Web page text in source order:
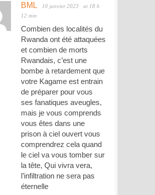
BML 10 janvier 2023
at 18 h
12 min
Combien des localités du
Rwanda ont été attaquées
et combien de morts
Rwandais, c’est une
bombe à retardement que
votre Kagame est entrain
de préparer pour vous
ses fanatiques aveugles,
mais je vous comprends
vous êtes dans une
prison à ciel ouvert vous
comprendrez cela quand
le ciel va vous tomber sur
la tête, Qui vivra vera,
l’infiltration ne sera pas
éternelle